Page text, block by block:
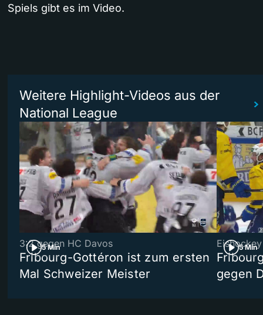
Spiels gibt es im Video.
Weitere Highlight-Videos aus der
National League
5 Min
3:2 gegen HC Davos
Fribourg-Gottéron ist zum ersten
Mal Schweizer Meister
5 Min
Eishockey
gegen